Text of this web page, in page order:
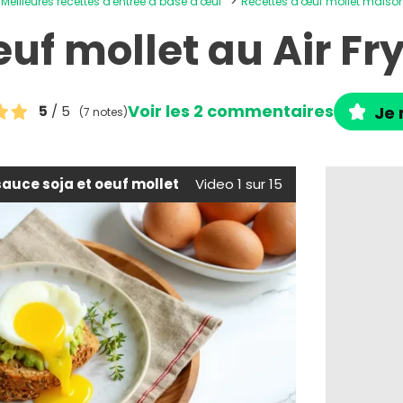
mollet au Air
5 / 5 (7 notes)Voir les 2 commentaires Je
soja et oeuf mollet Video 1 sur 15